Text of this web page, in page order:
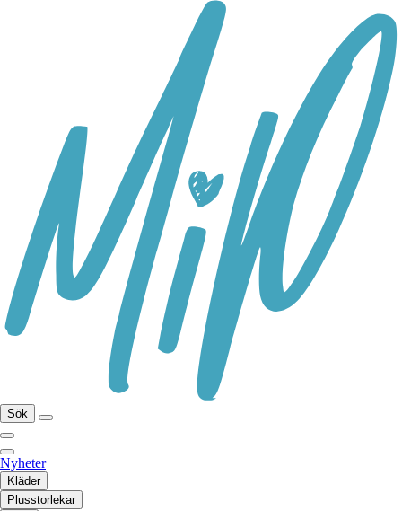
Sök
Nyheter
Kläder
Plusstorlekar